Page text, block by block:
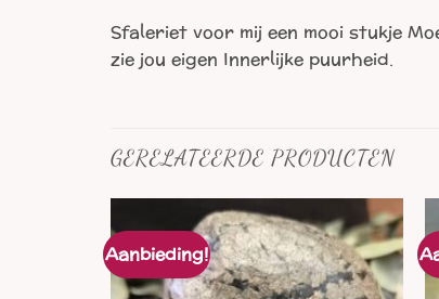
Sfaleriet voor mij een mooi stukje
zie jou eigen Innerlijke puurheid.
GERELATEERDE PRODUCTEN
Aanbieding!